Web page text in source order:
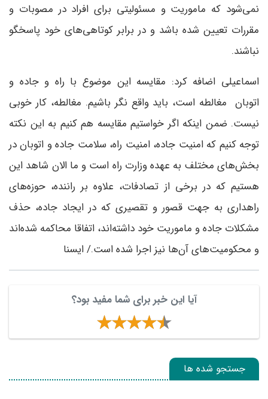
نمی‌شود که ماموریت و مسئولیتی برای افراد در مصوبات و
مقررات تعیین شده باشد و در برابر کوتاهی‌های خود پاسخگو
نباشند.
اسماعیلی اضافه کرد: مقایسه این موضوع با راه و جاده و
اتوبان مغالطه است، باید واقع نگر باشیم. مغالطه، کار خوبی
نیست. ضمن اینکه اگر خواستیم مقایسه هم کنیم به این نکته
توجه کنیم که امنیت جاده، امنیت راه، سلامت جاده و اتوبان در
بخش‌های مختلف به عهده وزارت راه است و ما الان شاهد این
هستیم که در برخی از تصادفات، علاوه بر راننده، حوزه‌های
راهداری به جهت قصور و تقصیری که در ایجاد جاده، حذف
مشکلات جاده و ماموریت خود داشته‌اند، اتفاقا محاکمه شده‌اند
و محکومیت‌های آن‌ها نیز اجرا شده است./ ایسنا
آیا این خبر برای شما مفید بود؟
جستجو شده ها